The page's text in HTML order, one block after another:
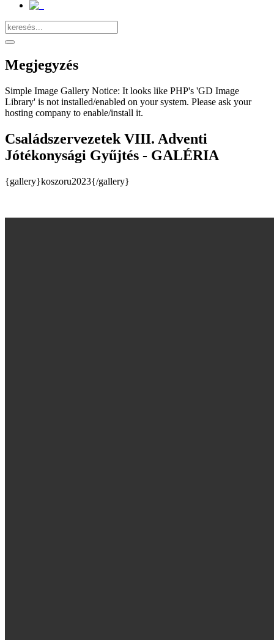
Megjegyzés
Simple Image Gallery Notice: It looks like PHP's 'GD Image
Library' is not installed/enabled on your system. Please ask your
hosting company to enable/install it.
Családszervezetek VIII. Adventi
Jótékonysági Gyűjtés - GALÉRIA
{gallery}koszoru2023{/gallery}